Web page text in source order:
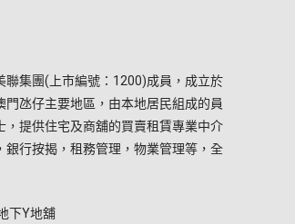
聯集團(上市編號：1200)成員，成立於
氹仔主要地區，由本地居民組成的員
，提供住宅及商舖的買賣租賃專業中介
銀行按揭，租務管理，物業管理等，全
下Y地舖